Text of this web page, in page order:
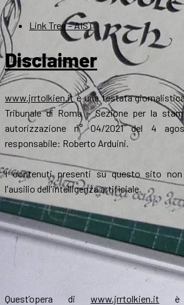
Link Tree – AIST
Disclaimer
www.jrrtolkien.itè una testata
Tribunale di Roma - Sezione per la
autorizzazione n° 04/2021 del 4
responsabile: Roberto Arduini.
I contenuti presenti su questo sito
l'ausilio dell'intelligenza artificiale.
Quest’opera diwww.jrrtolkien.it è